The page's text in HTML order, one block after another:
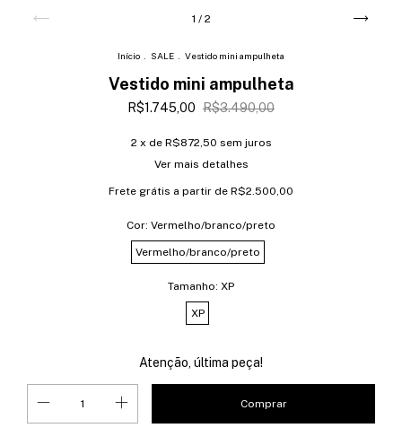
1 / 2
Início SALE Vestido mini ampulheta
Vestido mini ampulheta
R$1.745,00 R$3.490,00
2 x de R$872,50 sem juros
Ver mais detalhes
Frete grátis a partir de R$2.500,00
Cor: Vermelho/branco/preto
Vermelho/branco/preto
Tamanho: XP
XP
Atenção, última peça!